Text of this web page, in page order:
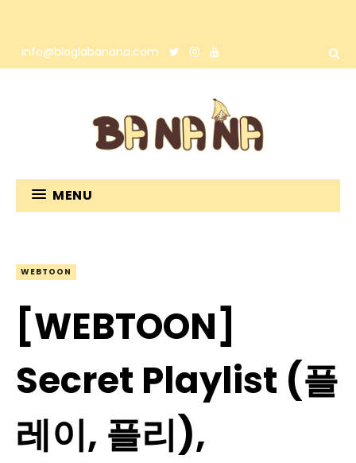
info@bloglabanana.com
MENU
WEBTOON
[WEBTOON]
Secret Playlist (플
레이, 플리),